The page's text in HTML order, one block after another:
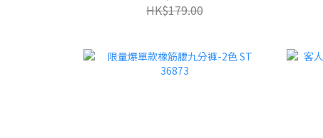
HK$179.00